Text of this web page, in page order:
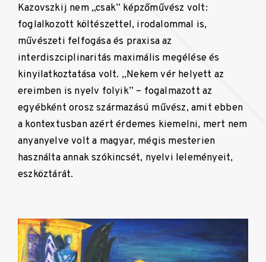
Kazovszkij nem „csak” képzőművész volt:
foglalkozott költészettel, irodalommal is,
művészeti felfogása és praxisa az
interdiszciplinaritás maximális megélése és
kinyilatkoztatása volt. ,,Nekem vér helyett az
ereimben is nyelv folyik” – fogalmazott az
egyébként orosz származású művész, amit ebben
a kontextusban azért érdemes kiemelni, mert nem
anyanyelve volt a magyar, mégis mesterien
használta annak szókincsét, nyelvi leleményeit,
eszköztárát.